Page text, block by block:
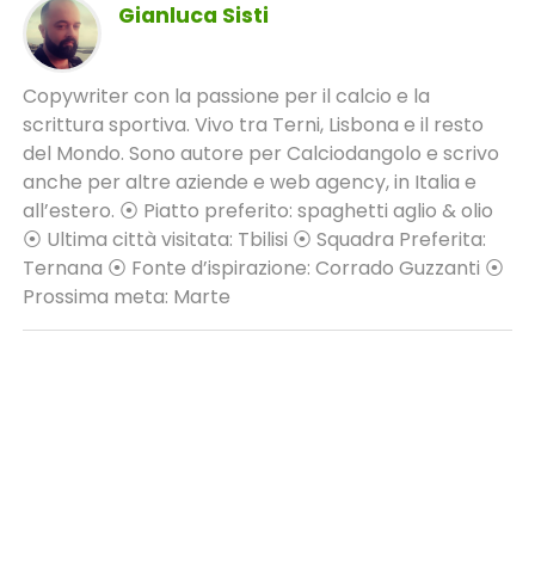
Gianluca Sisti
Copywriter con la passione per il calcio e la
scrittura sportiva. Vivo tra Terni, Lisbona e il resto
del Mondo. Sono autore per Calciodangolo e scrivo
anche per altre aziende e web agency, in Italia e
all’estero. ⦿ Piatto preferito: spaghetti aglio & olio
⦿ Ultima città visitata: Tbilisi ⦿ Squadra Preferita:
Ternana ⦿ Fonte d’ispirazione: Corrado Guzzanti ⦿
Prossima meta: Marte